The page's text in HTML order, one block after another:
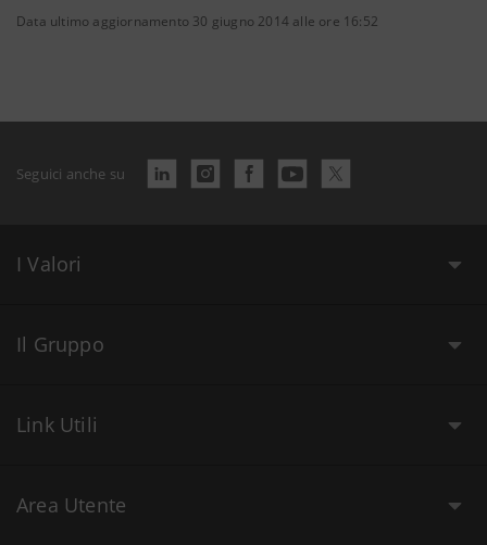
Data ultimo aggiornamento 30 giugno 2014 alle ore 16:52
Seguici anche su
I Valori
Il Gruppo
Link Utili
Area Utente